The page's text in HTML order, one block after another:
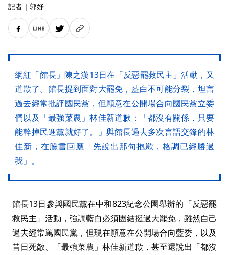
記者 ｜ 郭妤
網紅「館長」陳之漢13日在「反惡罷救民主」活動，又
道歉了。館長提到面對大罷免，藍白不可能分裂，坦言
過去經常批評國民黨，但願意在公開場合向國民黨立委
們以及「最強菜農」林佳新道歉：「都沒有關係，只要
能幹掉民進黨就好了。」與館長過去多次言語交鋒的林
佳新，在臉書回應「先說出那句抱歉，格調已經勝過
我」。
館長13日參與國民黨在中和823紀念公園舉辦的「反惡罷
救民主」活動，強調藍白必須團結挺過大罷免，雖然自己
過去經常罵國民黨，但現在願意在公開場合向藍委，以及
昔日死敵、「最強菜農」林佳新道歉，甚至還說出「都沒